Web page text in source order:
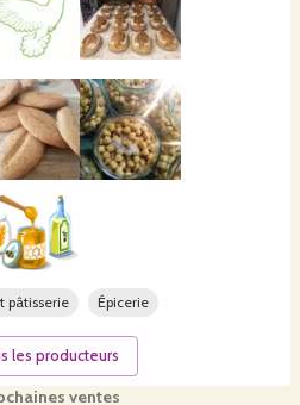
ventes
pâtisserie Épicerie
les producteurs